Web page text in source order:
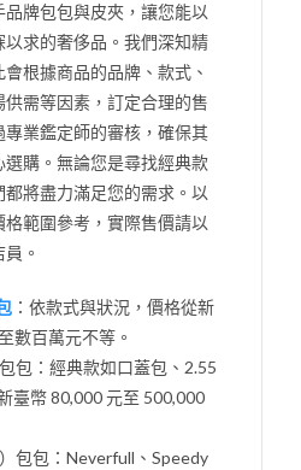
牌包包與皮夾，讓您能以
求的奢侈品。我們深知精
根據商品的品牌、款式、
需等因素，訂定合理的售
業鑑定師的審核，確保其
購。無論您是尋找經典款
將盡力滿足您的需求。以
範圍參考，實際售價請以
。
：依款式與狀況，價格從新
數百萬元不等。
包：經典款如口蓋包、2.55
臺幣 80,000 元至 500,000
包包：Neverfull、Speedy